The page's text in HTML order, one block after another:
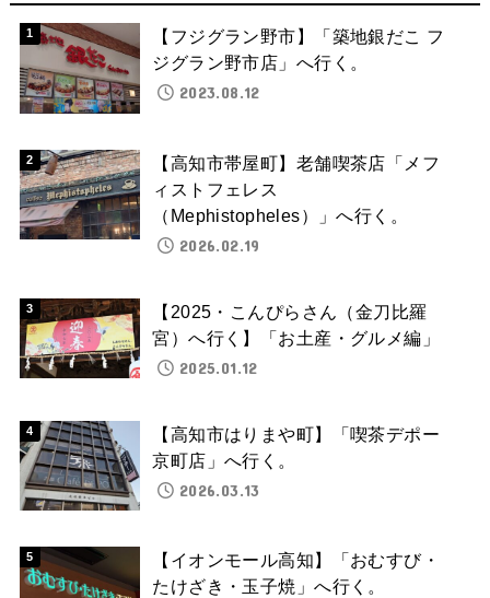
【フジグラン野市】「築地銀だこ フ
ジグラン野市店」へ行く。
2023.08.12
【高知市帯屋町】老舗喫茶店「メフ
ィストフェレス
（Mephistopheles）」へ行く。
2026.02.19
【2025・こんぴらさん（金刀比羅
宮）へ行く】「お土産・グルメ編」
2025.01.12
【高知市はりまや町】「喫茶デポー
京町店」へ行く。
2026.03.13
【イオンモール高知】「おむすび・
たけざき・玉子焼」へ行く。